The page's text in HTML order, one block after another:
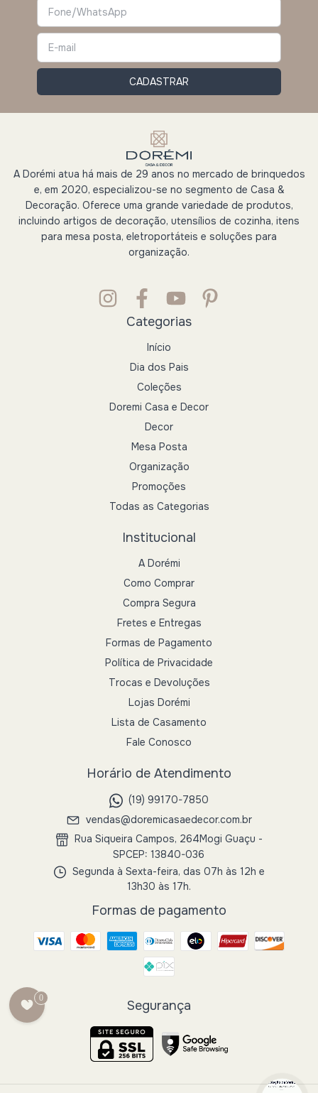
A Dorémi atua há mais de 29 anos no mercado de brinquedos
e, em 2020, especializou-se no segmento de Casa &
Decoração. Oferece uma grande variedade de produtos,
incluindo artigos de decoração, utensílios de cozinha, itens
para mesa posta, eletroportáteis e soluções para
organização.
Categorias
Início
Dia dos Pais
Coleções
Doremi Casa e Decor
Decor
Mesa Posta
Organização
Promoções
Todas as Categorias
Institucional
A Dorémi
Como Comprar
Compra Segura
Fretes e Entregas
Formas de Pagamento
Política de Privacidade
Trocas e Devoluções
Lojas Dorémi
Lista de Casamento
Fale Conosco
Horário de Atendimento
(19) 99170-7850
vendas@doremicasaedecor.com.br
Rua Siqueira Campos, 264Mogi Guaçu -
SPCEP: 13840-036
Segunda à Sexta-feira, das 07h às 12h e
13h30 às 17h.
Formas de pagamento
Segurança
0